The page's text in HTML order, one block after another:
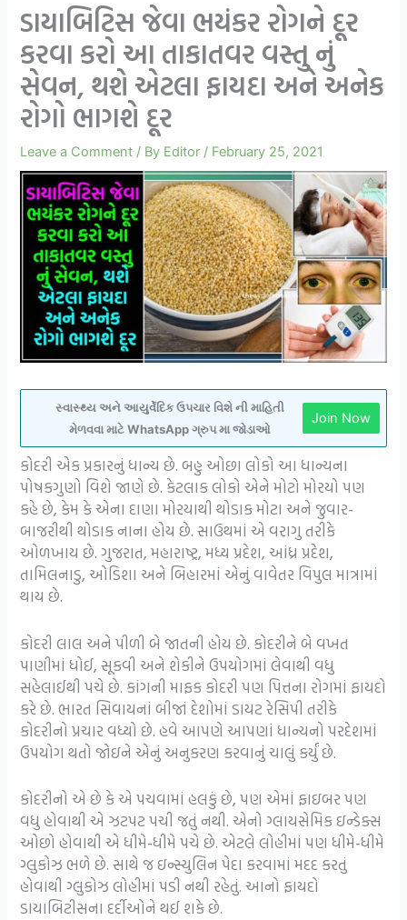
ડાયાબિટિસ જેવા ભયંકર રોગને દૂર
કરવા કરો આ તાકાતવર વસ્તુ નું
સેવન, થશે એટલા ફાયદા અને અનેક
રોગો ભાગશે દૂર
Leave a Comment / By Editor / February 25, 2021
સ્વાસ્થ્ય અને આયુર્વેદિક ઉપચાર વિશે ની માહિતી
મેળવવા માટે WhatsApp ગ્રુપ મા જોડાઓ
Join Now
કોદરી એક પ્રકારનું ધાન્ય છે. બહુ ઓછા લોકો આ ધાન્યના
પોષકગુણો વિશે જાણે છે. કેટલાક લોકો એને મોટો મોરયો પણ
કહે છે, કેમ કે એના દાણા મોરયાથી થોડાક મોટા અને જુવાર-
બાજરીથી થોડાક નાના હોય છે. સાઉથમાં એ વરાગુ તરીકે
ઓળખાય છે. ગુજરાત, મહારાષ્ટ્ર, મધ્ય પ્રદેશ, આંધ્ર પ્રદેશ,
તામિલનાડુ, ઓડિશા અને બિહારમાં એનું વાવેતર વિપુલ માત્રામાં
થાય છે.
કોદરી લાલ અને પીળી બે જાતની હોય છે. કોદરીને બે વખત
પાણીમાં ધોઈ, સૂકવી અને શેકીને ઉપયોગમાં લેવાથી વધુ
સહેલાઈથી પચે છે. કાંગની માફક કોદરી પણ પિત્તના રોગમાં ફાયદો
કરે છે. ભારત સિવાયનાં બીજાં દેશોમાં ડાયટ રેસિપી તરીકે
કોદરીનો પ્રચાર વધ્યો છે. હવે આપણે આપણાં ધાન્યનો પરદેશમાં
ઉપયોગ થતો જોઇને એનું અનુકરણ કરવાનું ચાલું કર્યું છે.
કોદરીનો એ છે કે એ પચવામાં હલકું છે, પણ એમાં ફાઇબર પણ
વધુ હોવાથી એ ઝટપટ પચી જતું નથી. એનો ગ્લાયસેમિક ઇન્ડેક્સ
ઓછો હોવાથી એ ધીમે-ધીમે પચે છે. એટલે લોહીમાં પણ ધીમે-ધીમે
ગ્લુકોઝ ભળે છે. સાથે જ ઇન્સ્યુલિન પેદા કરવામાં મદદ કરતું
હોવાથી ગ્લુકોઝ લોહીમાં પડી નથી રહેતું. આનો ફાયદો
ડાયાબિટીસના દર્દીઓને થઈ શકે છે.